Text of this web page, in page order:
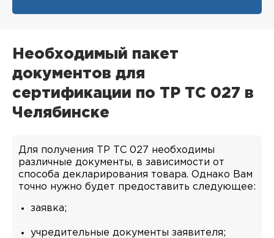
Необходимый пакет
документов для
сертификации по ТР ТС 027 в
Челябинске
Для получения ТР ТС 027 необходимы
различные документы, в зависимости от
способа декларирования товара. Однако Вам
точно нужно будет предоставить следующее:
заявка;
учредительные документы заявителя;